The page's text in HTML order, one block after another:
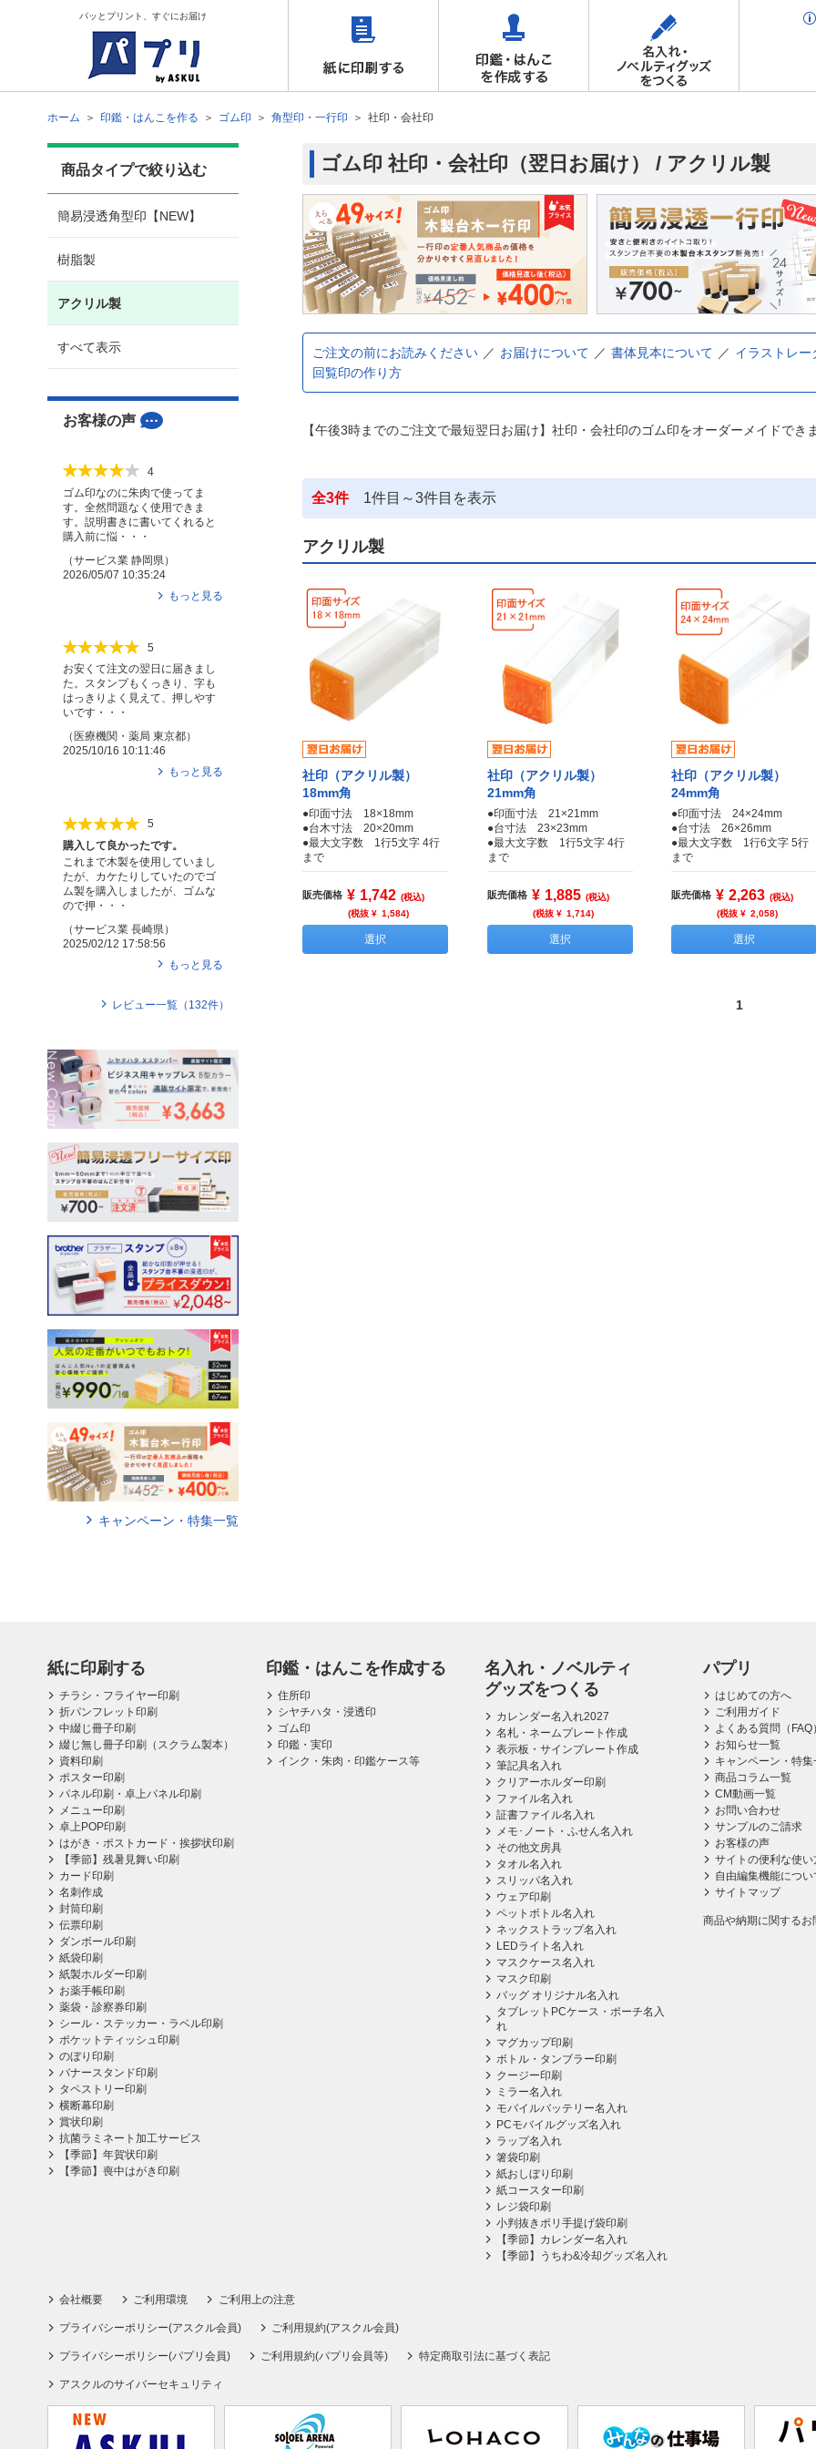
パッとプリント、すぐにお届け
ホーム 印鑑・はんこを作る ゴム印 角型印・一行印 社印・会社印
商品タイプで絞り込む
簡易浸透角型印【NEW】
樹脂製
アクリル製
すべて表示
お客様の声
4
ゴム印なのに朱肉で使ってま
す。全然問題なく使用できま
す。説明書きに書いてくれると
購入前に悩・・・
（サービス業 静岡県 ）
2026/05/07 10:35:24
もっと見る
5
お安くて注文の翌日に届きまし
た。スタンプもくっきり、字も
はっきりよく見えて、押しやす
いです・・・
（ 医療機関・薬局 東京都）
2025/10/16 10:11:46
もっと見る
5
購入して良かったです。
これまで木製を使用していまし
たが、カケたりしていたのでゴ
ム製を購入しましたが、ゴムな
ので押・・・
（サービス業 長崎県 ）
2025/02/12 17:58:56
もっと見る
レビュー一覧（ 132件）
キャンペーン・特集一覧
ゴム印 社印・会社印（翌日お届け） / アクリル製
ご注文の前にお読みください お届けについて 書体見本について
イラストレ
回覧印の作り方
【午後3時までのご注文で最短翌日お届け】社印・会社印のゴム印をオーダーメイドで
全3件 1件目～3件目を表示
アクリル製
社印（アクリル製）
18mm角
●印面寸法 18×18mm
●台木寸法 20×20mm
●最大文字数 1行5文字 4行
まで
販売価格 ¥ 1,742 (税込)
(税抜 ¥ 1,584)
選択
社印（アクリル製）
21mm角
●印面寸法 21×21mm
●台寸法 23×23mm
●最大文字数 1行5文字 4行
まで
販売価格 ¥ 1,885 (税込)
(税抜 ¥ 1,714)
選択
社印（アクリル製）
24mm角
●印面寸法 24×24mm
●台寸法 26×26mm
●最大文字数 1行6文字 5行
まで
販売価格 ¥ 2,263 (税込)
(税抜 ¥ 2,058)
選択
1
紙に印刷する
チラシ・フライヤー印刷
折パンフレット印刷
中綴じ冊子印刷
綴じ無し冊子印刷（スクラム製本）
資料印刷
ポスター印刷
パネル印刷・卓上パネル印刷
メニュー印刷
卓上POP印刷
はがき・ポストカード・挨拶状印刷
【季節】残暑見舞い印刷
カード印刷
名刺作成
封筒印刷
伝票印刷
ダンボール印刷
紙袋印刷
紙製ホルダー印刷
お薬手帳印刷
薬袋・診察券印刷
シール・ステッカー・ラベル印刷
ポケットティッシュ印刷
のぼり印刷
バナースタンド印刷
タペストリー印刷
横断幕印刷
賞状印刷
抗菌ラミネート加工サービス
【季節】年賀状印刷
【季節】喪中はがき印刷
印鑑・はんこを作成する
住所印
シヤチハタ・浸透印
ゴム印
印鑑・実印
インク・朱肉・印鑑ケース等
名入れ・ノベルティ
グッズをつくる
カレンダー名入れ2027
名札・ネームプレート作成
表示板・サインプレート作成
筆記具名入れ
クリアーホルダー印刷
ファイル名入れ
証書ファイル名入れ
メモ･ノート・ふせん名入れ
その他文房具
タオル名入れ
スリッパ名入れ
ウェア印刷
ペットボトル名入れ
ネックストラップ名入れ
LEDライト名入れ
マスクケース名入れ
マスク印刷
バッグ オリジナル名入れ
タブレットPCケース・ポーチ名入
れ
マグカップ印刷
ボトル・タンブラー印刷
クージー印刷
ミラー名入れ
モバイルバッテリー名入れ
PCモバイルグッズ名入れ
ラップ名入れ
箸袋印刷
紙おしぼり印刷
紙コースター印刷
レジ袋印刷
小判抜きポリ手提げ袋印刷
【季節】カレンダー名入れ
【季節】うちわ&冷却グッズ名入れ
パプリ
はじめての方へ
ご利用ガイド
よくある質問（FAQ
お知らせ一覧
キャンペーン・特集
商品コラム一覧
CM動画一覧
お問い合わせ
サンプルのご請求
お客様の声
サイトの便利な使い
自由編集機能につい
サイトマップ
商品や納期に関する
会社概要 ご利用環境 ご利用上の注意
プライバシーポリシー(アスクル会員) ご利用規約(アスクル会員)
プライバシーポリシー(パプリ会員) ご利用規約(パプリ会員等) 特定商取引法に基づく表記
アスクルのサイバーセキュリティ